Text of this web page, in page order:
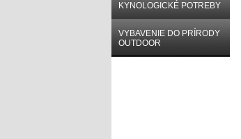
KYNOLOGICKÉ POTREBY
VYBAVENIE DO PRÍRODY
OUTDOOR